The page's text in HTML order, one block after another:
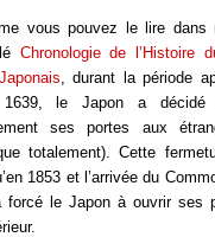
vous pouvez le lire dans
Chronologie de l’Histoire
, durant la période
le Japon a décidé
ses portes aux
totalement). Cette
1853 et l’arrivée du
forcé le Japon à ouvrir ses